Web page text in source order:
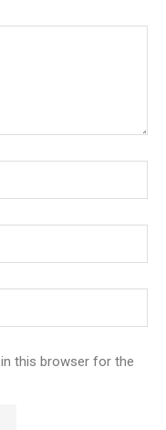
this browser for the